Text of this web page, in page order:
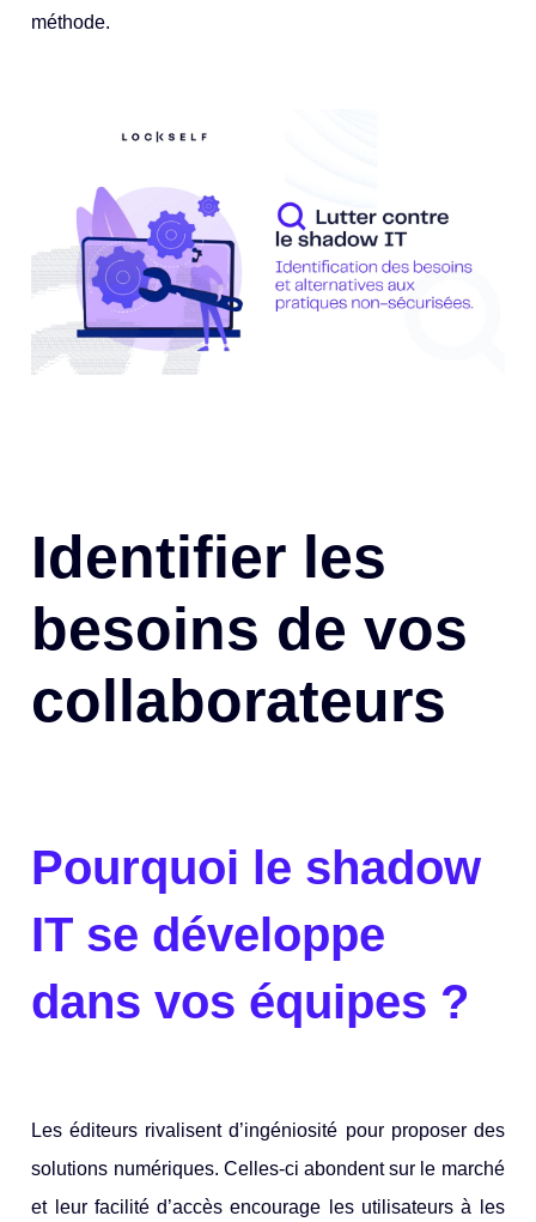
méthode.
Identifier les
besoins de vos
collaborateurs
Pourquoi le shadow
IT se développe
dans vos équipes ?
Les éditeurs rivalisent d’ingéniosité pour proposer des
solutions numériques. Celles-ci abondent sur le marché
et leur facilité d’accès encourage les utilisateurs à les